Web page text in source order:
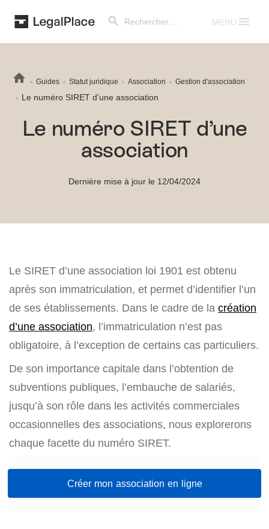
for:
MENU
Guides Statut juridique Association Gestion d'association
Le numéro SIRET d’une association
Le numéro SIRET d’une
association
Dernière mise à jour le 12/04/2024
Le SIRET d’une association loi 1901 est obtenu
après son immatriculation, et permet d’identifier l’un
de ses établissements. Dans le cadre de la création
d’une association, l’immatriculation n’est pas
obligatoire, à l’exception de certains cas particuliers.
De son importance capitale dans l’obtention de
subventions publiques, l’embauche de salariés,
jusqu’à son rôle dans les activités commerciales
occasionnelles des associations, nous explorerons
chaque facette du numéro SIRET.
Créer mon association en ligne